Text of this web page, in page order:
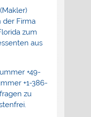
der Firma
zum
aus
+49-
+1-386-
zu